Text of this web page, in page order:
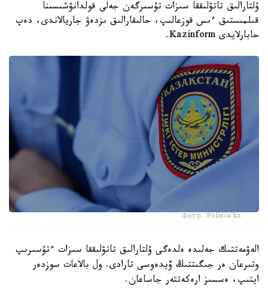
ۇلتارالىق تاتۋلىققا سىزات تۇسىرگەن جەلى قولدانۋشىسىنا
قىلمىستىق ءىس قوزعالىپ، حالىقارالىق ىزدەۋ جاريالاندى، دەپ
حابارلايدى Kazinform.
Фото: Polisia.kz
الەۋمەتتىك جەلىدە ەلدەگى ۇلتارالىق تاتۋلىققا سىزات ءتۇسىرىپ
وتىرعان ەر جىگىتتىڭ ۆيدەوسى تارادى. ول بالاعات سوزدەر
ايتىپ، ەسسىز ارەكەتتەر جاساعان.